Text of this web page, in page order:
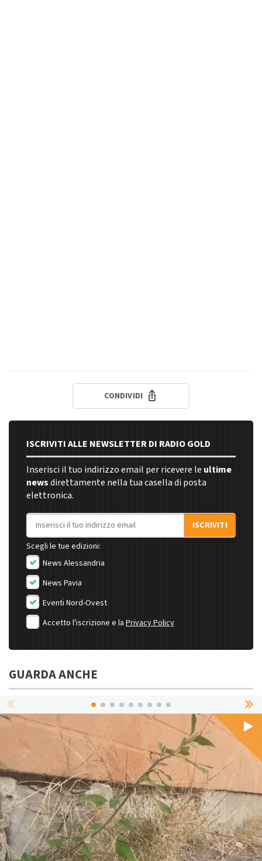
CONDIVIDI
ISCRIVITI ALLE NEWSLETTER DI RADIO GOLD
Inserisci il tuo indirizzo email per ricevere le ultime
newsdirettamente nella tua casella di posta
elettronica.
Indirizzo email
ISCRIVITI
Scegli le tue edizioni:
News Alessandria
News Pavia
Eventi Nord-Ovest
Accetto l'iscrizione e la Privacy Policy
GUARDA ANCHE